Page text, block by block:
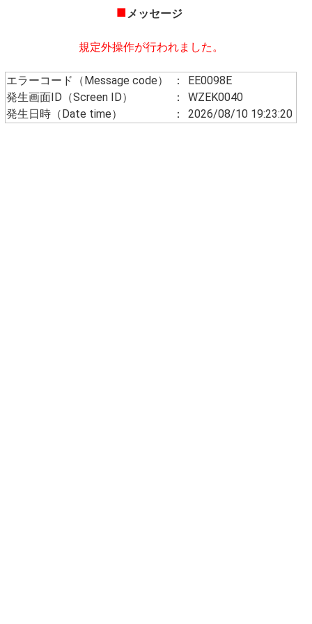
■メッセージ
規定外操作が行われました。
エラーコード（Message code） ：
EE0098E
発生画面ID（Screen ID）
：
WZEK0040
発生日時（Date time）
： 2026/08/10 19:23:20